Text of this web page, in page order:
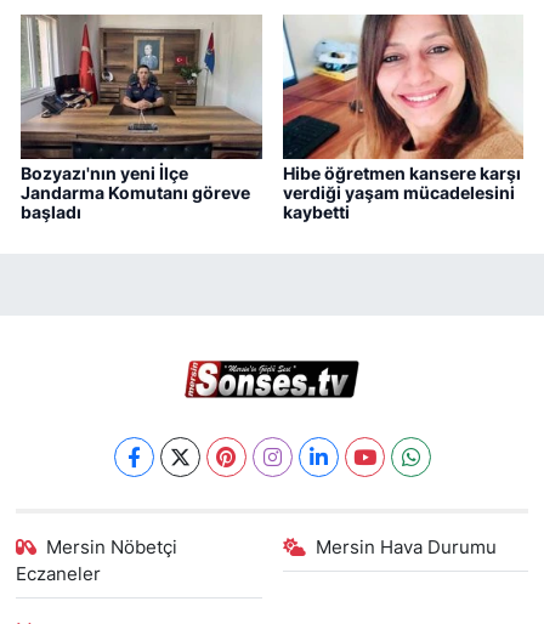
Bozyazı'nın yeni İlçe
Jandarma Komutanı göreve
başladı
Hibe öğretmen kansere karşı
verdiği yaşam mücadelesini
kaybetti
Mersin Nöbetçi
Eczaneler
Mersin Hava Durumu